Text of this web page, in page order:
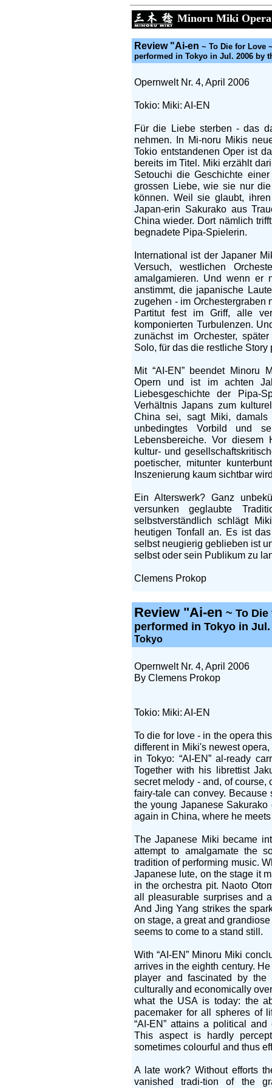
Minoru Miki Opera
Review "Ai-en ~ To Die for Love
performed in Tokyo in Jul. 2006 by
Opernwelt Nr. 4, April 2006
Tokio: Miki: AI-EN
Für die Liebe sterben - das
nehmen. In Mi-noru Mikis
Tokio entstandenen Oper ist
bereits im Titel. Miki erzählt
Setouchi die Geschichte
grossen Liebe, wie sie nur
können. Weil sie glaubt,
Japan-erin Sakurako aus
China wieder. Dort nämlich
begnadete Pipa-Spielerin.
International ist der Japaner
Versuch, westlichen
amalgamieren. Und wenn er
anstimmt, die japanische
zugehen - im Orchestergraben
Partitut fest im Griff, alle
komponierten Turbulenzen.
zunächst im Orchester,
Solo, für das die restliche
Mit “AI-EN” beendet Minoru
Opern und ist im achten
Liebesgeschichte der Pipa-
Verhältnis Japans zum
China sei, sagt Miki,
unbedingtes Vorbild und
Lebensbereiche. Vor diesem
kultur- und
poetischer, mitunter
Inszenierung kaum sichtbar
Ein Alterswerk? Ganz
versunken geglaubte
selbstverständlich schlägt
heutigen Tonfall an. Es ist
selbst neugierig geblieben ist
selbst oder sein Publikum zu
Clemens Prokop
Review "Ai-en ~ To
performed in Tokyo in
Tokyo
Opernwelt Nr. 4, April 2006
By Clemens Prokop
Tokio: Miki: AI-EN
To die for love - in the opera
different in Miki's newest
in Tokyo: “AI-EN” al-ready
Together with his librettist
secret melody - and, of
fairy-tale can convey.
the young Japanese
again in China, where he
The Japanese Miki became
attempt to amalgamate the
tradition of performing music.
Japanese lute, on the stage it
in the orchestra pit. Naoto
all pleasurable surprises and
And Jing Yang strikes the
on stage, a great and
seems to come to a stand still.
With “AI-EN” Minoru Miki
arrives in the eighth century.
player and fascinated by
culturally and economically
what the USA is today: the
pacemaker for all spheres of
“AI-EN” attains a political
This aspect is hardly
sometimes colourful and thus
A late work? Without efforts
vanished tradi-tion of the